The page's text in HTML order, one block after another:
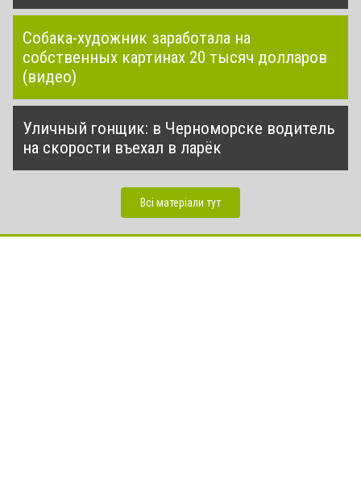
Собака-художник заработала на
собственных картинах 20 тысяч долларов
(видео)
Уличный гонщик: в Черноморске водитель
на скорости въехал в ларёк
Всі матеріали тут